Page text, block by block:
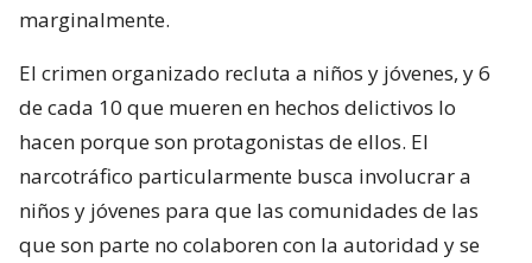
marginalmente.
El crimen organizado recluta a niños y jóvenes, y 6
de cada 10 que mueren en hechos delictivos lo
hacen porque son protagonistas de ellos. El
narcotráfico particularmente busca involucrar a
niños y jóvenes para que las comunidades de las
que son parte no colaboren con la autoridad y se